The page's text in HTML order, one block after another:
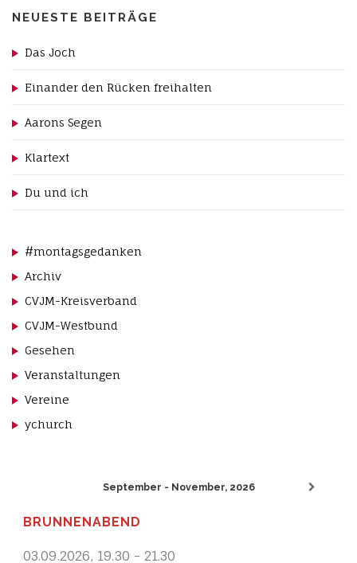
NEUESTE BEITRÄGE
Das Joch
Einander den Rücken freihalten
Aarons Segen
Klartext
Du und ich
#montagsgedanken
Archiv
CVJM-Kreisverband
CVJM-Westbund
Gesehen
Veranstaltungen
Vereine
ychurch
September - November, 2026
BRUNNENABEND
03.09.2026, 19.30 - 21.30